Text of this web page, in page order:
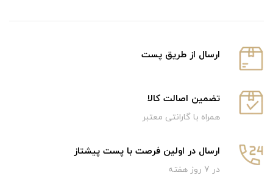
ارسال از طریق پست
تضمین اصالت کالا
همراه با گارانتی معتبر
ارسال در اولین فرصت با پست پیشتاز
در 7 روز هفته